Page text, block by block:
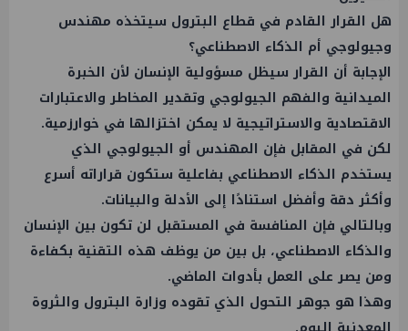
هل القرار القادم في قطاع البترول سيتخذه مهندس
وجيولوجي أم الذكاء الاصطناعي؟
الإجابة أن القرار سيظل مسؤولية الإنسان لأن الخبرة
الميدانية والفهم الجيولوجي وتقدير المخاطر والاعتبارات
الاقتصادية والاستراتيجية لا يمكن اختزالها في خوارزمية.
لكن في المقابل فإن المهندس أو الجيولوجي الذي
يستخدم الذكاء الاصطناعي بفاعلية ستكون قراراته أسرع
وأكثر دقة وأفضل استنادًا إلى الأدلة والبيانات.
وبالتالي فإن المنافسة في المستقبل لن تكون بين الإنسان
والذكاء الاصطناعي، بل بين من يوظف هذه التقنية بكفاءة
ومن يصر على العمل بأدوات الماضي.
وهذا هو جوهر التحول الذي تقوده وزارة البترول والثروة